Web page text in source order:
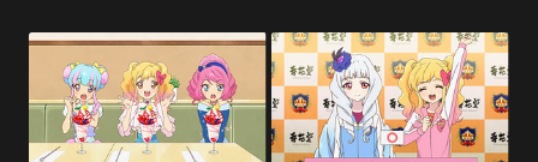
待を胸に、船へ乗り込む3人。そん
な彼女達を待っていたのは、思いが
けない人物との出逢いで--！【提
供：バンダイチャンネル】
が最高の武道だ」と異論を唱える。
皆がハラハラ見守る中、一歩も譲ら
ない両者は直接対決することに--！
【提供：バンダイチャンネル】